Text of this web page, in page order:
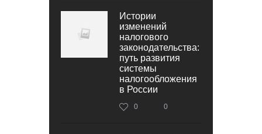
Истории
изменений
налогового
законодательства:
путь развития
системы
налогообложения
в России
0 0